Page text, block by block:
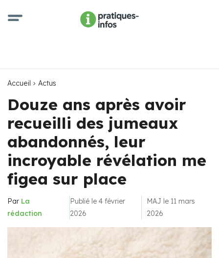
Accueil Actus
Douze ans après avoir
recueilli des jumeaux
abandonnés, leur
incroyable révélation me
figea sur place
Par La
rédaction
Publié le 4 février
2026
MAJ le 11 mars
2026